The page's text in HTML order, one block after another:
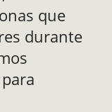
que
durante